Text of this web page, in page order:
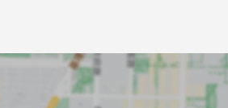
興隆公園公車站
興得閱覽室公車站